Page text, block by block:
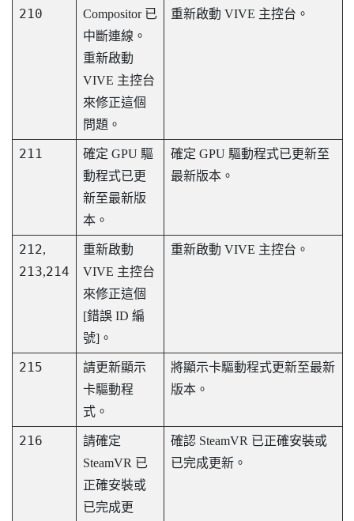
210
Compositor 已
中斷連線。
重新啟動
VIVE 主控台
來修正這個
問題。
重新啟動 VIVE 主控台 。
211
確定 GPU 驅
動程式已更
新至最新版
本。
確定 GPU 驅動程式已更新至
最新版本。
212,
213,214
重新啟動
VIVE 主控台
來修正這個
[錯誤 ID 編
號]。
重新啟動 VIVE 主控台 。
215
請更新顯示
卡驅動程
式。
將顯示卡驅動程式更新至最新
版本。
216
請確定
SteamVR 已
正確安裝或
已完成更
確認 SteamVR 已正確安裝或
已完成更新。